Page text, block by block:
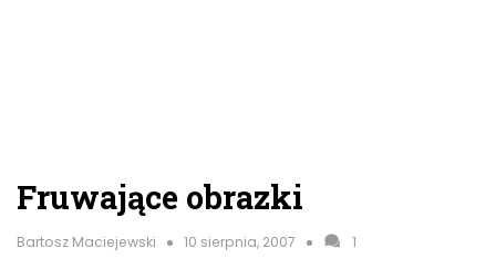
Fruwające obrazki
Bartosz Maciejewski 10 sierpnia, 2007 1